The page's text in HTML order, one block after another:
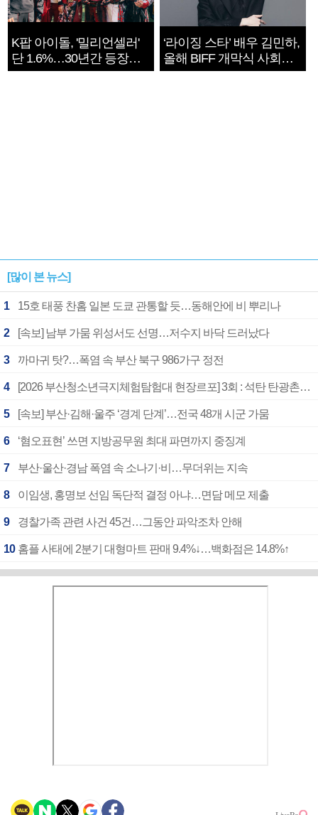
K팝 아이돌, '밀리언셀러'
단 1.6%…30년간 등장
1182개팀 전수조사
‘라이징 스타’ 배우 김민하,
올해 BIFF 개막식 사회자
확정
[많이 본 뉴스]
1 15호 태풍 찬홈 일본 도쿄 관통할 듯…동해안에 비 뿌리나
2 [속보] 남부 가뭄 위성서도 선명…저수지 바닥 드러났다
3 까마귀 탓?…폭염 속 부산 북구 986가구 정전
4 [2026 부산청소년극지체험탐험대 현장르포] 3회 : 석탄 탄광촌에서 북극 연구의 중심지로
5 [속보] 부산·김해·울주 ‘경계 단계’…전국 48개 시군 가뭄
6 ‘혐오표현’ 쓰면 지방공무원 최대 파면까지 중징계
7 부산·울산·경남 폭염 속 소나기·비…무더위는 지속
8 이임생, 홍명보 선임 독단적 결정 아냐…면담 메모 제출
9 경찰가족 관련 사건 45건…그동안 파악조차 안해
10 홈플 사태에 2분기 대형마트 판매 9.4%↓…백화점은 14.8%↑